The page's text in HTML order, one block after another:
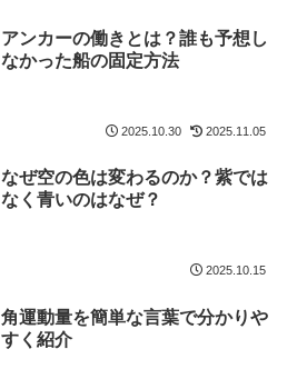
アンカーの働きとは？誰も予想し
なかった船の固定方法
2025.10.30 2025.11.05
なぜ空の色は変わるのか？紫では
なく青いのはなぜ？
2025.10.15
角運動量を簡単な言葉で分かりや
すく紹介